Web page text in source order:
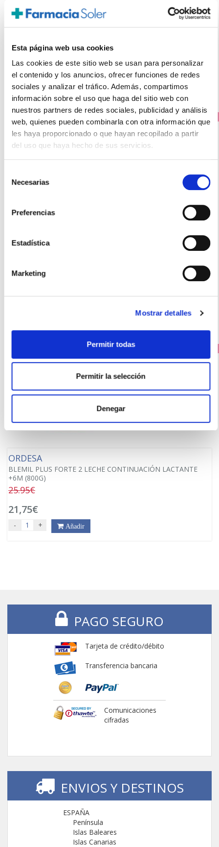
Esta página web usa cookies
Las cookies de este sitio web se usan para personalizar
el contenido y los anuncios, ofrecer funciones de redes
sociales y analizar el tráfico. Además, compartimos
información sobre el uso que haga del sitio web con
nuestros partners de redes sociales, publicidad y análisis
web, quienes pueden combinarla con otra información que
les haya proporcionado o que hayan recopilado a partir
del uso que haya hecho de sus servicios.
Necesarias
Preferencias
Estadística
Marketing
Mostrar detalles
Permitir todas
Permitir la selección
Denegar
BLEVIT Infusión Laxante (150g)
15.80€
13,25€
- + Añadir
RHINOMER BABY RECAMBIOS DESHECHABLES (20
UNIDADES)
7,15€
Añadir
PRECIO ESPECIAL
ORDESA
BLEMIL PLUS FORTE 2 LECHE CONTINUACIÓN LACTANTE
+6M (800G)
25.95€
21,75€
- + Añadir
PAGO SEGURO
Tarjeta de crédito/débito
Transferencia bancaria
Comunicaciones
cifradas
ENVIOS Y DESTINOS
ESPAÑA
Península
Islas Baleares
Islas Canarias